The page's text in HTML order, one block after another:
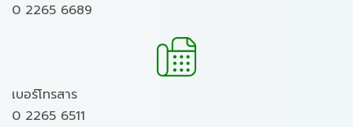
0 2265 6689
เบอร์โทรสาร
0 2265 6511